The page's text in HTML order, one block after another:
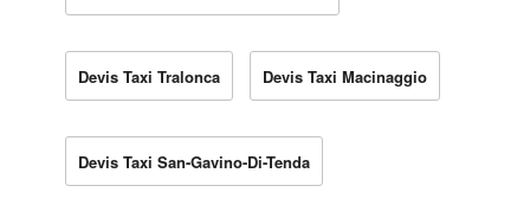
Devis Taxi Tralonca Devis Taxi Macinaggio
Devis Taxi San-Gavino-Di-Tenda